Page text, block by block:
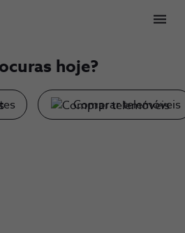
hoje?
Comprar telemóveis